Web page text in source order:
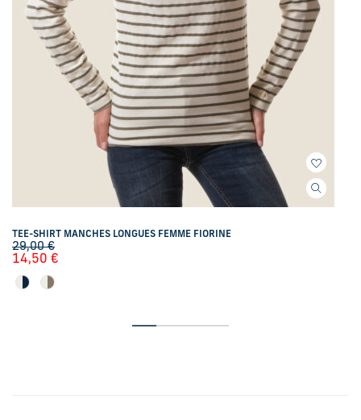
TEE-SHIRT MANCHES LONGUES FEMME FIORINE
29,00€
14,50 €